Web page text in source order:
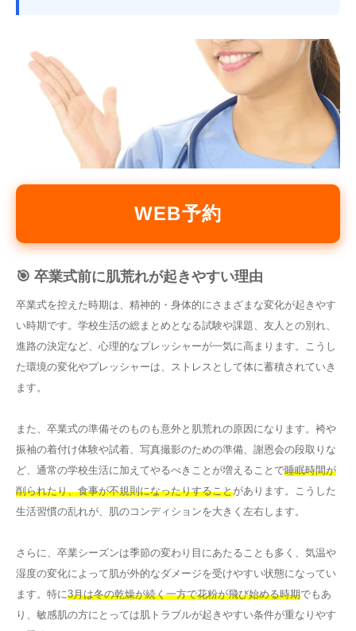
WEB予約
🎯 卒業式前に肌荒れが起きやすい理由
卒業式を控えた時期は、精神的・身体的にさまざまな変化が起きやす
い時期です。学校生活の総まとめとなる試験や課題、友人との別れ、
進路の決定など、心理的なプレッシャーが一気に高まります。こうし
た環境の変化やプレッシャーは、ストレスとして体に蓄積されていき
ます。
また、卒業式の準備そのものも意外と肌荒れの原因になります。袴や
振袖の着付け体験や試着、写真撮影のための準備、謝恩会の段取りな
ど、通常の学校生活に加えてやるべきことが増えることで睡眠時間が
削られたり、食事が不規則になったりすることがあります。こうした
生活習慣の乱れが、肌のコンディションを大きく左右します。
さらに、卒業シーズンは季節の変わり目にあたることも多く、気温や
湿度の変化によって肌が外的なダメージを受けやすい状態になってい
ます。特に3月は冬の乾燥が続く一方で花粉が飛び始める時期でもあ
り、敏感肌の方にとっては肌トラブルが起きやすい条件が重なりやす